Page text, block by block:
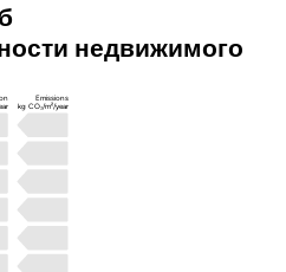
недвижимого
Emissions
kg CO₂/m²/year